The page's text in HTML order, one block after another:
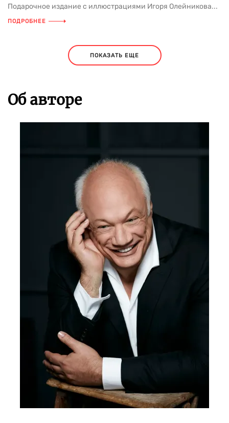
Подарочное издание с иллюстрациями Игоря Олейникова...
ПОДРОБНЕЕ
ПОКАЗАТЬ ЕЩЕ
Об авторе